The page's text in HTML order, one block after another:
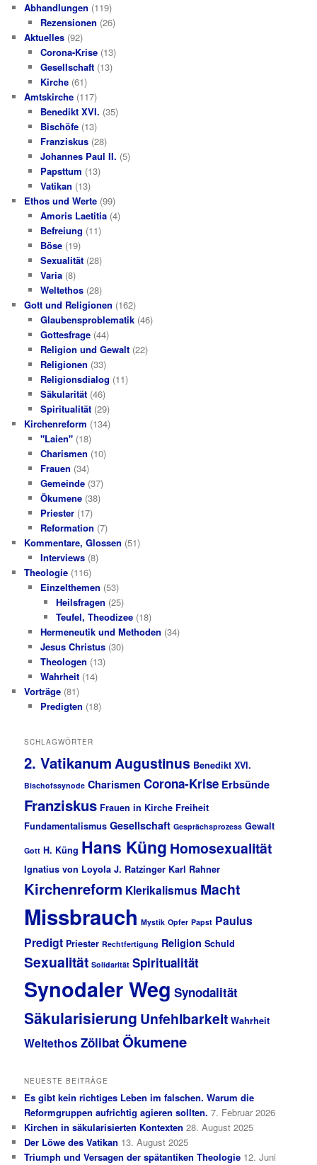
Abhandlungen (119)
Rezensionen (26)
Aktuelles (92)
Corona-Krise(13)
Gesellschaft(13)
Kirche(61)
Amtskirche (117)
Benedikt XVI. (35)
Bischöfe(13)
Franziskus(28)
Johannes Paul II. (5)
Papsttum (13)
Vatikan (13)
Ethos und Werte (99)
Amoris Laetitia(4)
Befreiung (11)
Böse(19)
Sexualität(28)
Varia(8)
Weltethos(28)
Gott und Religionen (162)
Glaubensproblematik(46)
Gottesfrage(44)
Religion und Gewalt(22)
Religionen (33)
Religionsdialog (11)
Säkularität(46)
Spiritualität(29)
Kirchenreform (134)
"Laien"(18)
Charismen (10)
Frauen (34)
Gemeinde(37)
Ökumene(38)
Priester(17)
Reformation (7)
Kommentare, Glossen (51)
Interviews(8)
Theologie (116)
Einzelthemen (53)
Heilsfragen (25)
Teufel, Theodizee (18)
Hermeneutik und Methoden (34)
Jesus Christus(30)
Theologen (13)
Wahrheit(14)
Vorträge (81)
Predigten (18)
SCHLAGWÖRTER
2. VatikanumAugustinus Benedikt XVI.
Bischofssynode Charismen Corona-Krise Erbsünde
Franziskus Frauen in Kirche Freiheit
Fundamentalismus Gesellschaft Gesprächsprozess Gewalt
Gott H. Küng Hans Küng Homosexualität
Ignatius von Loyola J. Ratzinger Karl Rahner
Kirchenreform Klerikalismus Macht
Missbrauch Mystik Opfer Papst Paulus
Predigt Priester Rechtfertigung Religion Schuld
Sexualität Solidarität Spiritualität
Synodaler Weg Synodalität
Säkularisierung Unfehlbarkeit Wahrheit
WeltethosZölibatÖkumene
NEUESTE BEITRÄGE
Es gibt kein richtiges Leben im falschen. Warum die
Reformgruppen aufrichtig agieren sollten. 7. Februar 2026
Kirchen in säkularisierten Kontexten 28. August 2025
Der Löwe des Vatikan 13. August 2025
Triumph und Versagen der spätantiken Theologie 12. Juni